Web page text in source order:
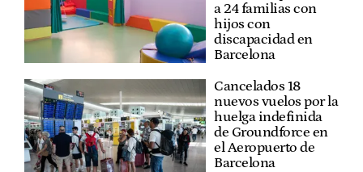
a 24 familias con
hijos con
discapacidad en
Barcelona
Cancelados 18
nuevos vuelos por la
huelga indefinida
de Groundforce en
el Aeropuerto de
Barcelona